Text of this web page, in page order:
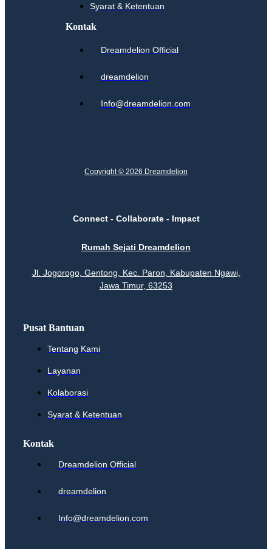
Syarat & Ketentuan
Kontak
Dreamdelion Official
dreamdelion
Info@dreamdelion.com
Copyright © 2026 Dreamdelion
Connect - Collaborate - Impact
Rumah Sejati Dreamdelion
Jl. Jogorogo, Gentong, Kec. Paron, Kabupaten Ngawi,
Jawa Timur, 63253
Pusat Bantuan
Tentang Kami
Layanan
Kolaborasi
Syarat & Ketentuan
Kontak
Dreamdelion Official
dreamdelion
Info@dreamdelion.com